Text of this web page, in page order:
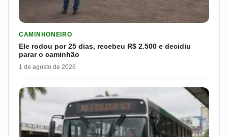
CAMINHONEIRO
Ele rodou por 25 dias, recebeu R$ 2.500 e decidiu
parar o caminhão
1 de agosto de 2026